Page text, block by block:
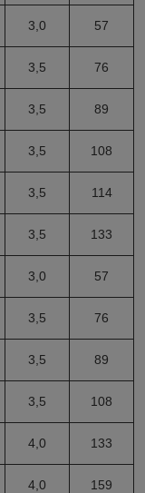
3,0 57
3,5 76
3,5 89
3,5 108
3,5 114
3,5 133
3,0 57
3,5 76
3,5 89
3,5 108
4,0 133
4,0 159